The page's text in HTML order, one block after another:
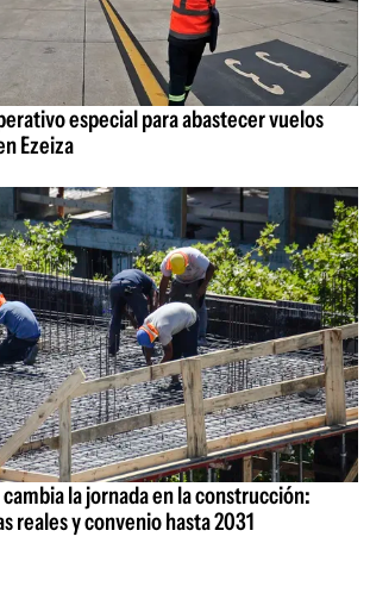
especial para abastecer vuelos
Ezeiza
la jornada en la construcción:
reales y convenio hasta 2031